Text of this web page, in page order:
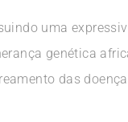
uma
genética
das